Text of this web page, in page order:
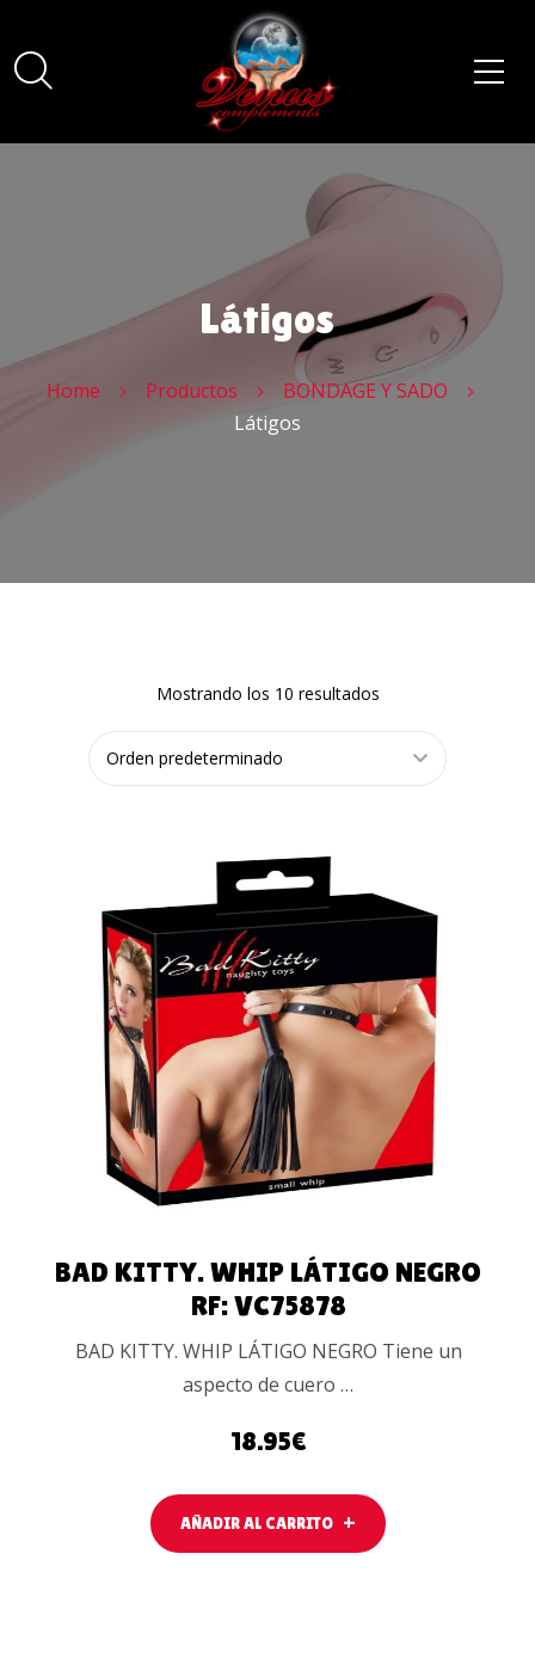
Látigos
Home Productos
BONDAGE Y SADO
Látigos
Mostrando los 10 resultados
AÑADIR AL
CARRITO
BAD KITTY. WHIP LÁTIGO NEGRO
RF: VC75878
BAD KITTY. WHIP LÁTIGO NEGRO Tiene un
aspecto de cuero …
18.95€
AÑADIR AL CARRITO